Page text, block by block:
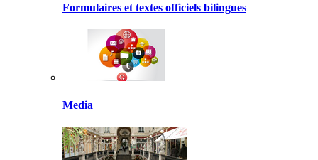
Formulaires et textes officiels bilingues
Media